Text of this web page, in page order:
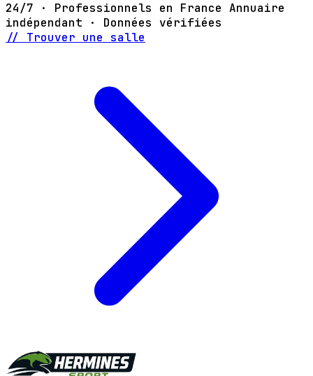
24/7 · Professionnels en France Annuaire
indépendant · Données vérifiées
// Trouver une salle